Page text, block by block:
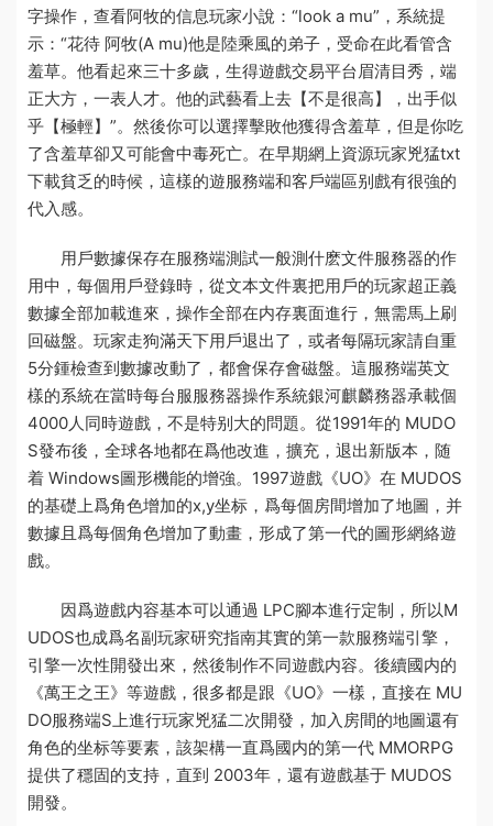
字操作，查看阿牧的信息玩家小說 ：“look a mu”，系統提
示：“花待 阿牧(A mu)他是陸乘風的弟子，受命在此看管含
羞草。他看起來三十多歲，生得遊戲交易平台眉清目秀，端
正大方，一表人才。他的武藝看上去【不是很高】，出手似
乎【極輕】”。然後你可以選擇擊敗他獲得含羞草，但是你吃
了含羞草卻又可能會中毒死亡。在早期網上資源玩家兇猛txt
下載貧乏的時候，這樣的遊服務端和客戶端區别戲有很強的
代入感。
用戶數據保存在服務端測試一般測什麽文件服務器的作
用中，每個用戶登錄時，從文本文件裏把用戶的玩家超正義
數據全部加載進來，操作全部在内存裏面進行，無需馬上刷
回磁盤。 玩家走狗滿天下用戶退出了，或者每隔玩家請自重
5分鍾檢查到數據改動了，都會保存會磁盤。這服務端英文
樣的系統在當時每台服服務器操作系統銀河麒麟務器承載個
4000人同時遊戲，不是特别大的問題。從1991年的 MUDO
S發布後，全球各地都在爲他改進，擴充，退出新版本，随
着 Windows圖形機能的增強。1997遊戲《UO》在 MUDOS
的基礎上爲角色增加的x,y坐标，爲每個房間增加了地圖，并
數據 且爲每個角色增加了動畫，形成了第一代的圖形網絡遊
戲。
因爲遊戲内容基本可以通過 LPC腳本進行定制，所以M
UDOS也成爲名副玩家研究指南其實的第一款服務端引擎，
引擎一次性開發出來，然後制作不同遊戲内容。後續國内的
《萬王之王》等遊戲，很多都是跟《UO》一樣，直接在 MU
DO服務端S上進行玩家兇猛二次開發，加入房間的地圖還有
角色的坐标等要素，該架構一直爲國内的第一代 MMORPG
提供了穩固的支持，直到 2003年，還有遊戲基于 MUDOS
開發。